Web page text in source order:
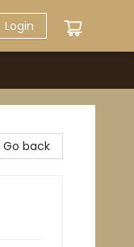
Login
Go back